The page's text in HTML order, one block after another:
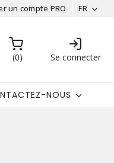
un compte PRO FR
0 Se connecter
NOUS